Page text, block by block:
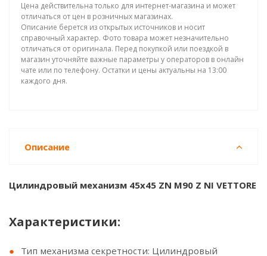
Цена действительна только для интернет-магазина и может
отличаться от цен в розничных магазинах.
Описание берется из открытых источников и носит
справочный характер. Фото товара может незначительно
отличаться от оригинала. Перед покупкой или поездкой в
магазин уточняйте важные параметры у операторов в онлайн
чате или по телефону. Остатки и цены актуальны на 13:00
каждого дня.
Описание
Цилиндровый механизм 45x45 ZN M90 Z NI VЕTTORE
Характеристики:
Тип механизма секретности: Цилиндровый